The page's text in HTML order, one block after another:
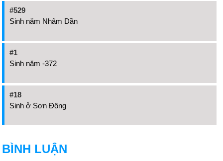
#529
Sinh năm Nhâm Dần
#1
Sinh năm -372
#18
Sinh ở Sơn Đông
BÌNH LUẬN